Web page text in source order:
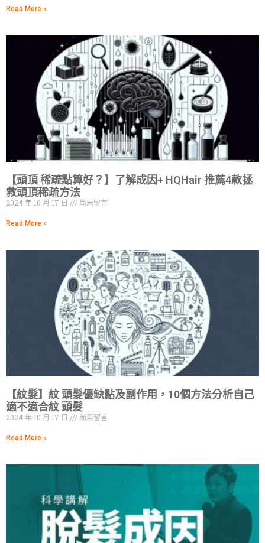
Read More »
【頭頂 稀疏點算好？】了解成因+ HQHair 推薦4款拯
救頭頂稀疏方法
2024 年 10 月 17 日 尚無留言
Read More »
【紋髮】紋 頭髮優缺點及副作用，10個方法分析自己
適不適合紋 頭髮
2024 年 10 月 17 日 尚無留言
Read More »